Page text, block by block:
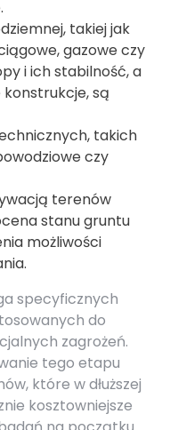
takiej jak
gazowe czy
i ich stabilność, a
konstrukcje, są
takich
czy
terenów
stanu gruntu
możliwości
specyficznych
do
zagrożeń.
tego etapu
które w dłuższej
kosztowniejsze